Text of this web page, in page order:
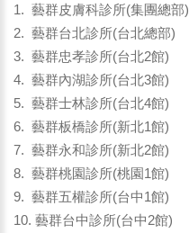
1. 藝群皮膚科診所(集團總部)
2. 藝群台北診所(台北總部)
3. 藝群忠孝診所(台北2館)
4. 藝群內湖診所(台北3館)
5. 藝群士林診所(台北4館)
6. 藝群板橋診所(新北1館)
7. 藝群永和診所(新北2館)
8. 藝群桃園診所(桃園1館)
9. 藝群五權診所(台中1館)
10. 藝群台中診所(台中2館)